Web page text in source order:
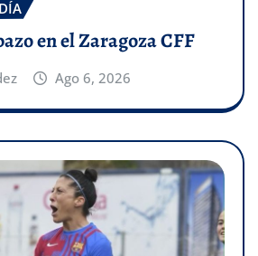
en el Zaragoza CFF
Ago 6, 2026